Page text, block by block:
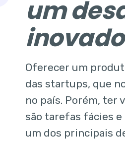
um
Oferecer um
das startups, que
no país. Porém, ter
são tarefas fácies
um dos principais